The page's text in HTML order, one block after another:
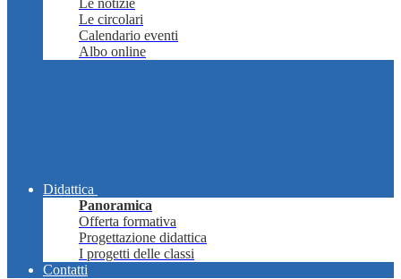
Le notizie
Le circolari
Calendario eventi
Albo online
Didattica
Panoramica
Offerta formativa
Progettazione didattica
I progetti delle classi
Contatti